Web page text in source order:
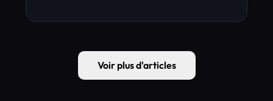
Voir plus d'articles